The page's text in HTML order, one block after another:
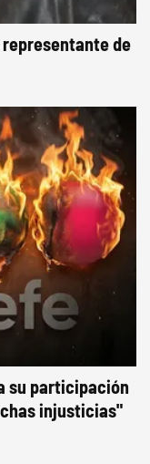
de
su participación
injusticias"